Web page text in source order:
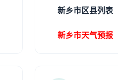
新乡市区县列表
新乡市天气预报